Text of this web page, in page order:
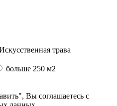
трава
больше 250 м2
Вы соглашаетесь с